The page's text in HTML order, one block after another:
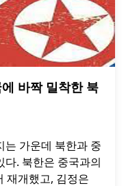
바짝 밀착한 북
는 가운데 북한과 중
다. 북한은 중국과의
재개했고, 김정은